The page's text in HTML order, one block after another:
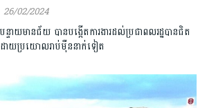
26/02/2024
ាយ​មានជ័យ បានបង្កើតការងារ​ដល់ប្រជាពលរដ្ឋ​បានជិត​
ោយ​ប្រយោល​រាប់ម៉ឺន​នាក់ទៀត​